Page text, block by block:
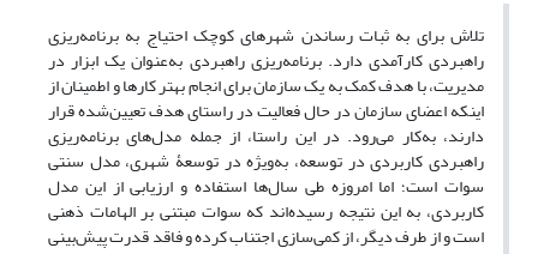
تلاش برای به ثبات رساندن شهرهای کوچک احتیاج به برنامه‌ریزی
راهبردی کارآمدی دارد. برنامه‌ریزی راهبردی به‌عنوان یک ابزار در
مدیریت، با هدف کمک به یک سازمان برای انجام بهتر کارها و اطمینان از
اینکه اعضای سازمان در حال فعالیت در راستای هدف تعیین‌شده قرار
دارند، به‌کار می‌رود. در این راستا، از جمله مدل‌های برنامه‌ریزی
راهبردی کاربردی در توسعه، به‌ویژه در توسعۀ شهری، مدل سنتی
سوات است؛ اما امروزه طی سال‌ها استفاده و ارزیابی از این مدل
کاربردی، به این نتیجه رسیده‌اند که سوات مبتنی بر الهامات ذهنی
است و از طرف دیگر، از کمی‌سازی اجتناب کرده و فاقد قدرت پیش‌بینی